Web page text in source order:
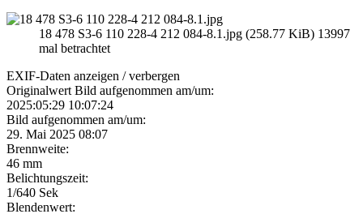
18 478 S3-6 110 228-4 212 084-8.1.jpg (258.77 KiB) 13997
mal betrachtet
EXIF-Daten anzeigen / verbergen
Originalwert Bild aufgenommen am/um:
2025:05:29 10:07:24
Bild aufgenommen am/um:
29. Mai 2025 08:07
Brennweite:
46 mm
Belichtungszeit:
1/640 Sek
Blendenwert: